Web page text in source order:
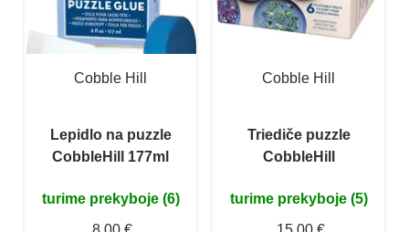
Cobble Hill
Lepidlo na puzzle
CobbleHill 177ml
turime prekyboje (6)
Cobble Hill
Triediče puzzle
CobbleHill
turime prekyboje (5)